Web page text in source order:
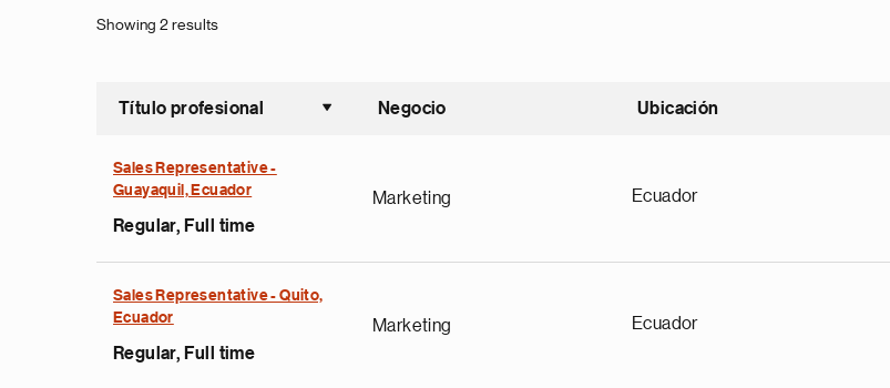
Showing 2 results
Título profesional
Ordenar ascendente
Negocio Ubicación
Sales Representative -
Guayaquil, Ecuador
Regular, Full time
Marketing Ecuador
Sales Representative - Quito,
Ecuador
Regular, Full time
Marketing Ecuador